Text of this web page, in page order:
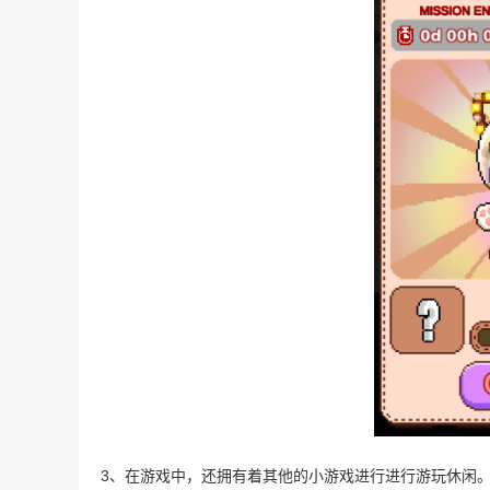
3、在游戏中，还拥有着其他的小游戏进行进行游玩休闲